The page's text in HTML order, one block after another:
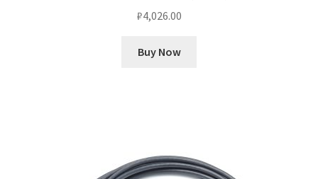
₽4,026.00
Buy Now